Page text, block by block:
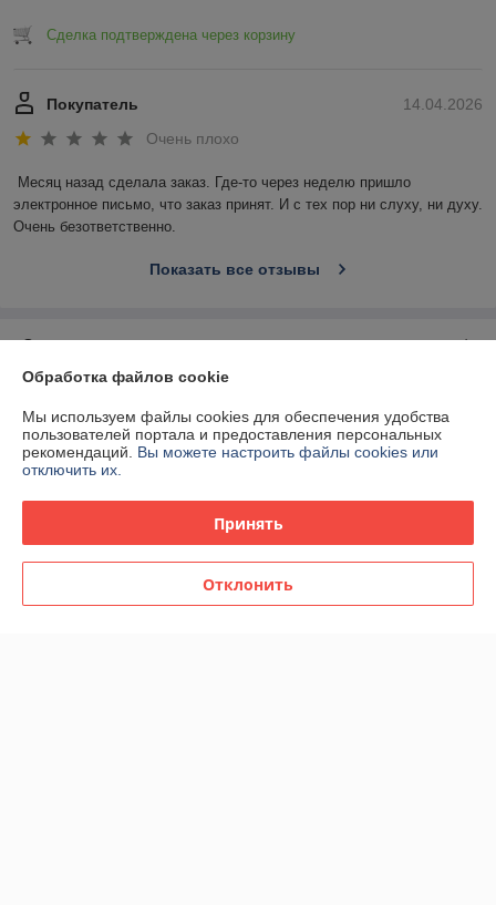
Сделка подтверждена через корзину
14.04.2026
Покупатель
Очень плохо
Месяц назад сделала заказ. Где-то через неделю пришло
электронное письмо, что заказ принят. И с тех пор ни слуху, ни духу.
Очень безответственно.
Показать все отзывы
О нас
Доставка и оплата
График работы
Политика обработки cookies
Обработка файлов cookie
Мы используем файлы cookies для обеспечения удобства
пользователей портала и предоставления персональных
рекомендаций. Вы можете настроить файлы cookies или
отключить их.
Принять
Отклонить